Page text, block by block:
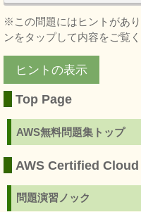
※この問題にはヒントがあ
ンをタップして内容をご覧く
ヒントの表示
Top Page
AWS無料問題集トップ
AWS Certified
問題演習ノック